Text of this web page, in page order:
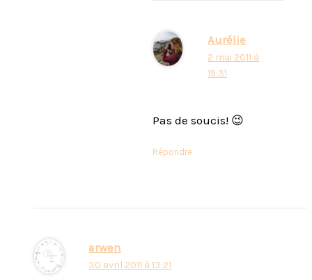
Aurélie
2 mai 2011 à
19:31
Pas de soucis! 😉
Répondre
arwen
30 avril 2011 à 13:21